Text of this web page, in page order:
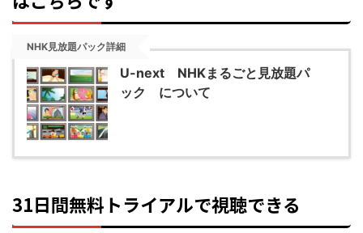
NHK見放題パック詳細
U-next NHKまるごと見放題パ
ック について
31日間無料トライアルで視聴できる